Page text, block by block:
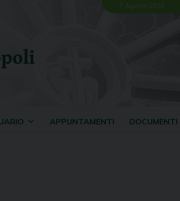
7 Agosto 2026
APPUNTAMENTI DOCUMENTI